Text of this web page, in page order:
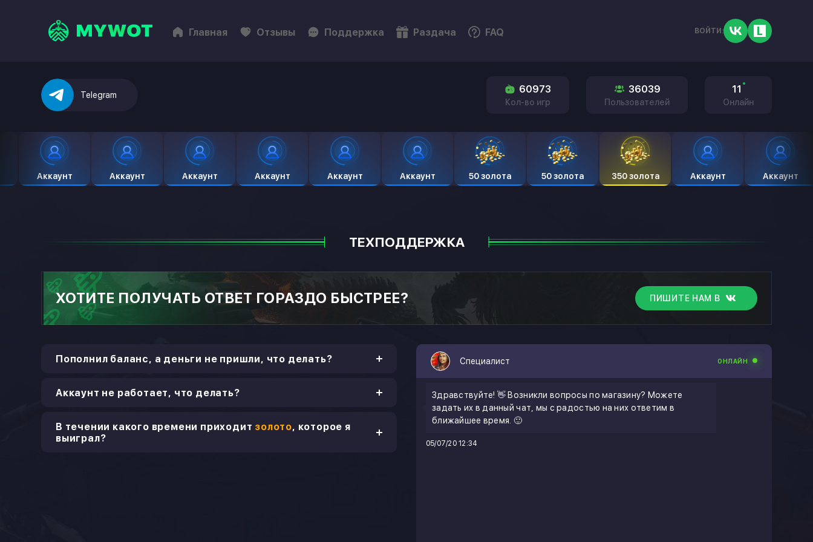
Главная Отзывы Поддержка Раздача FAQ ВОЙТИ:
Telegram
Кол-во игр
60973
Пользователей
36039
Онлайн
11
Аккаунт Аккаунт Аккаунт Аккаунт Аккаунт Аккаунт 50 золота 50 золота 350 золота Аккаунт Аккаунт
ТЕХПОДДЕРЖКА
ХОТИТЕ ПОЛУЧАТЬ ОТВЕТ ГОРАЗДО БЫСТРЕЕ? ПИШИТЕ НАМ В
Пополнил баланс, а деньги не пришли, что делать?
Аккаунт не работает, что делать?
В течении какого времени приходит золото, которое я
выиграл?
Специалист ОНЛАЙН
Здравствуйте! 👋 Возникли вопросы по магазину? Можете
задать их в данный чат, мы с радостью на них ответим в
ближайшее время. 🙂
05/07/20 12:34